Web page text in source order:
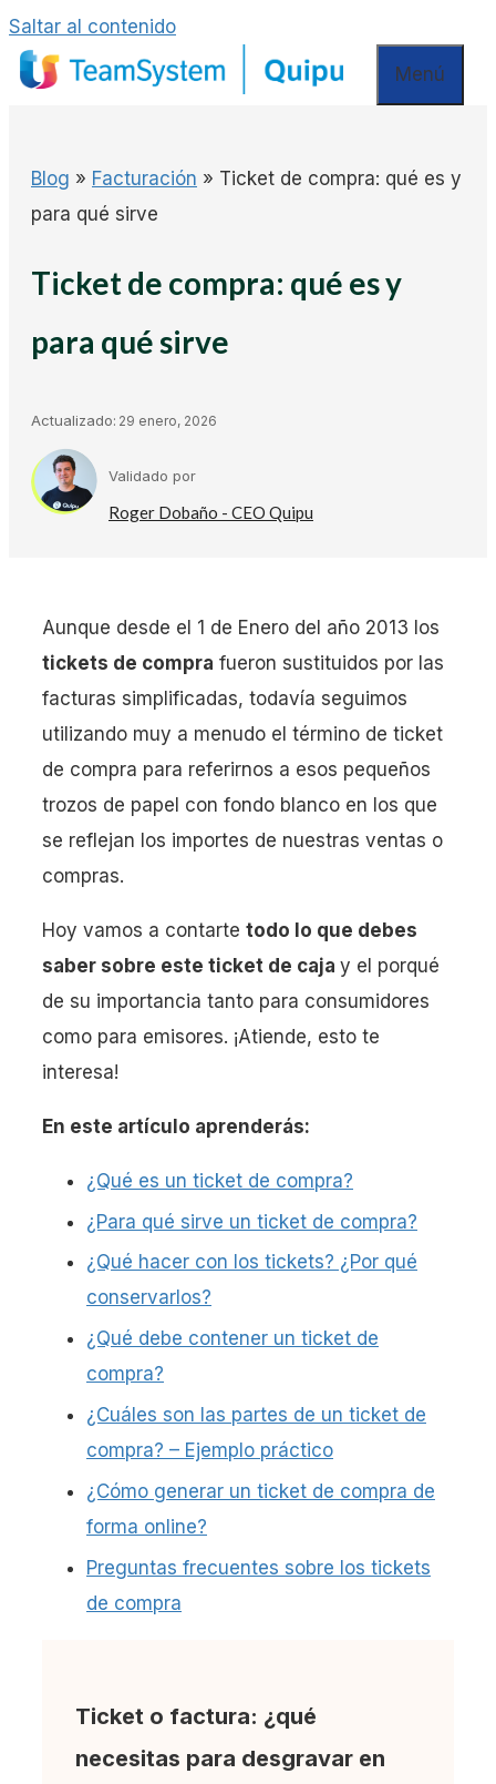
Saltar al contenido
Menú
Blog » Facturación » Ticket de compra: qué es y
para qué sirve
Ticket de compra: qué es y
para qué sirve
Actualizado: 29 enero, 2026
Validado por
Roger Dobaño - CEO Quipu
Aunque desde el 1 de Enero del año 2013 los
tickets de compra fueron sustituidos por las
facturas simplificadas, todavía seguimos
utilizando muy a menudo el término de ticket
de compra para referirnos a esos pequeños
trozos de papel con fondo blanco en los que
se reflejan los importes de nuestras ventas o
compras.
Hoy vamos a contarte todo lo que debes
saber sobre este ticket de caja y el porqué
de su importancia tanto para consumidores
como para emisores. ¡Atiende, esto te
interesa!
En este artículo aprenderás:
¿Qué es un ticket de compra?
¿Para qué sirve un ticket de compra?
¿Qué hacer con los tickets? ¿Por qué
conservarlos?
¿Qué debe contener un ticket de
compra?
¿Cuáles son las partes de un ticket de
compra? – Ejemplo práctico
¿Cómo generar un ticket de compra de
forma online?
Preguntas frecuentes sobre los tickets
de compra
Ticket o factura: ¿qué
necesitas para desgravar en